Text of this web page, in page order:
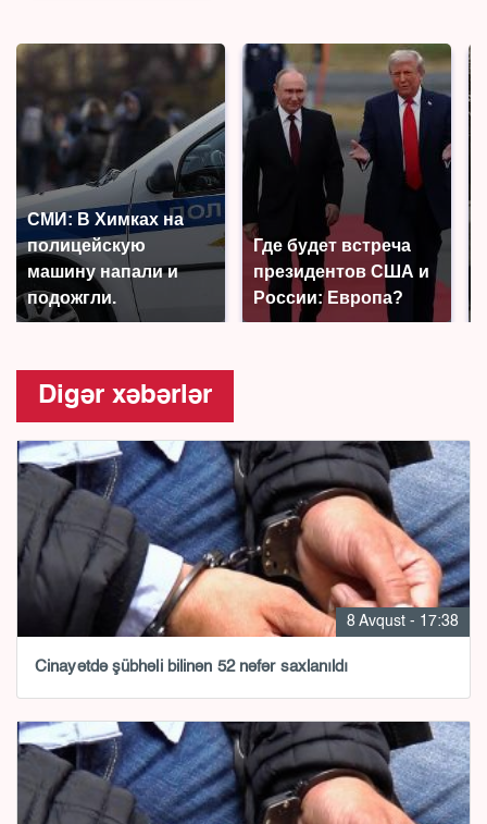
СМИ: В Химках на
полицейскую
машину напали и
подожгли.
Где будет встреча
президентов США и
России: Европа?
Digər xəbərlər
8 Avqust - 17:38
Cinayətdə şübhəli bilinən 52 nəfər saxlanıldı